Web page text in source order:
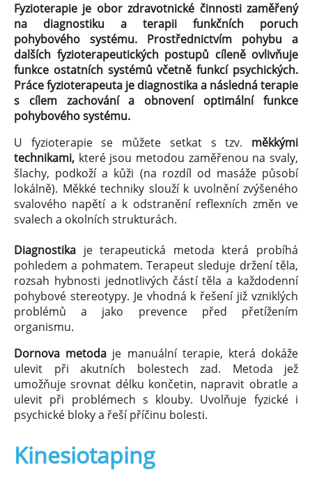
Fyzioterapie je obor zdravotnické činnosti zaměřený
na diagnostiku a terapii funkčních poruch
pohybového systému. Prostřednictvím pohybu a
dalších fyzioterapeutických postupů cíleně ovlivňuje
funkce ostatních systémů včetně funkcí psychických.
Práce fyzioterapeuta je diagnostika a následná terapie
s cílem zachování a obnovení optimální funkce
pohybového systému.
U fyzioterapie se můžete setkat s tzv. měkkými
technikami, které jsou metodou zaměřenou na svaly,
šlachy, podkoží a kůži (na rozdíl od masáže působí
lokálně). Měkké techniky slouží k uvolnění zvýšeného
svalového napětí a k odstranění reflexních změn ve
svalech a okolních strukturách.
Diagnostika je terapeutická metoda která probíhá
pohledem a pohmatem. Terapeut sleduje držení těla,
rozsah hybnosti jednotlivých částí těla a každodenní
pohybové stereotypy. Je vhodná k řešení již vzniklých
problémů a jako prevence před přetížením
organismu.
Dornova metoda je manuální terapie, která dokáže
ulevit při akutních bolestech zad. Metoda jež
umožňuje srovnat délku končetin, napravit obratle a
ulevit při problémech s klouby. Uvolňuje fyzické i
psychické bloky a řeší příčinu bolesti.
Kinesiotaping